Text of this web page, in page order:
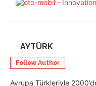
AYTÜRK
Follow Author
Avrupa Türkleriyle